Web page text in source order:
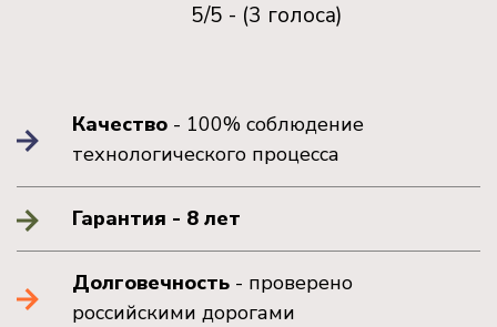
5/5 - (3 голоса)
Качество - 100% соблюдение
технологического процесса
Гарантия - 8 лет
Долговечность - проверено
российскими дорогами